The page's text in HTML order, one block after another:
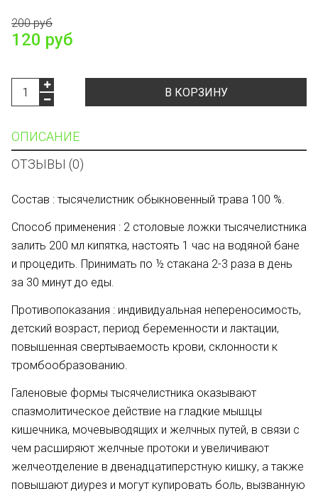
200 руб
120 руб
В КОРЗИНУ
ОПИСАНИЕ
ОТЗЫВЫ (0)
Состав : тысячелистник обыкновенный трава 100 %.
Способ применения : 2 столовые ложки тысячелистника
залить 200 мл кипятка, настоять 1 час на водяной бане
и процедить. Принимать по ½ стакана 2-3 раза в день
за 30 минут до еды.
Противопоказания : индивидуальная непереносимость,
детский возраст, период беременности и лактации,
повышенная свертываемость крови, склонности к
тромбообразованию.
Галеновые формы тысячелистника оказывают
спазмолитическое действие на гладкие мышцы
кишечника, мочевыводящих и желчных путей, в связи с
чем расширяют желчные протоки и увеличивают
желчеотделение в двенадцатиперстную кишку, а также
повышают диурез и могут купировать боль, вызванную